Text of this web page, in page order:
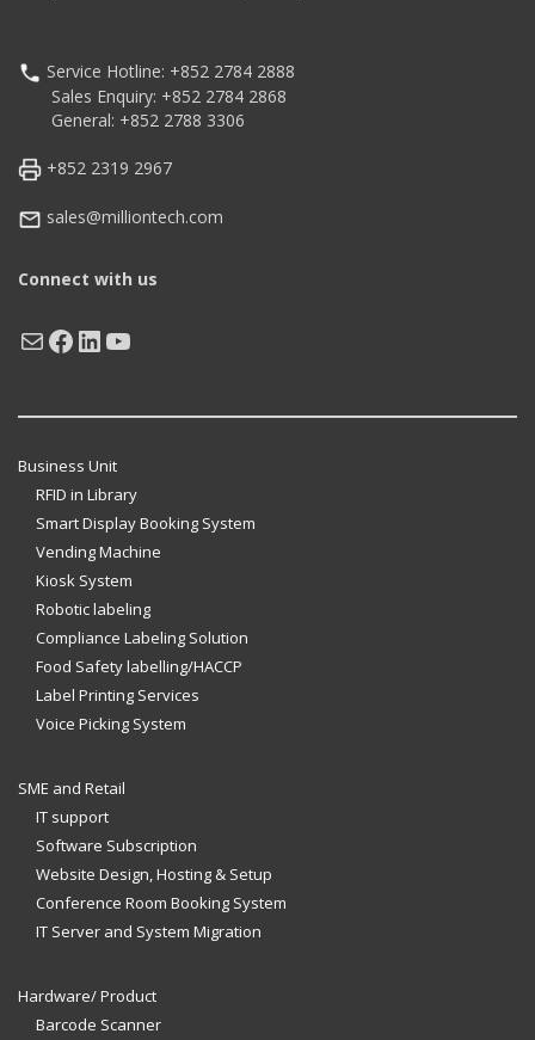
Service Hotline: +852 2784 2888
Sales Enquiry: +852 2784 2868
General: +852 2788 3306
+852 2319 2967
sales@milliontech.com
Connect with us
MailFacebook
LinkedIn
YouTube
Business Unit
RFID in Library
Smart Display Booking System
Vending Machine
Kiosk System
Robotic labeling
Compliance Labeling Solution
Food Safety labelling/HACCP
Label Printing Services
Voice Picking System
SME and Retail
IT support
Software Subscription
Website Design, Hosting & Setup
Conference Room Booking System
IT Server and System Migration
Hardware/ Product
Barcode Scanner